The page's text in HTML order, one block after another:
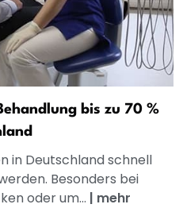
bis zu 70 %
in Deutschland schnell
Besonders bei
oder um... | mehr